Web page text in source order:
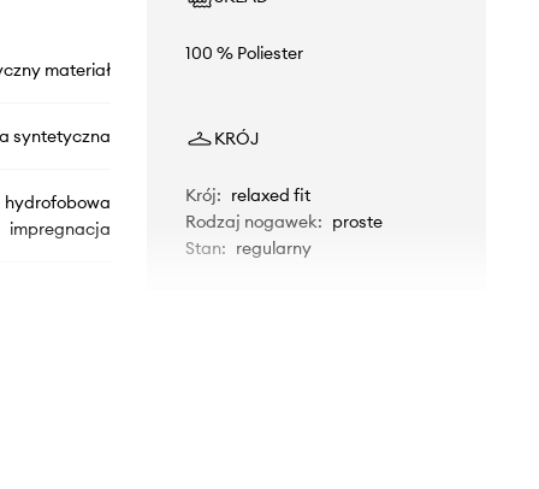
materiał
syntetyczna
hydrofobowa
impregnacja
100 % Poliester
KRÓJ
Krój: relaxed fit
Rodzaj nogawek: proste
Stan: regularny